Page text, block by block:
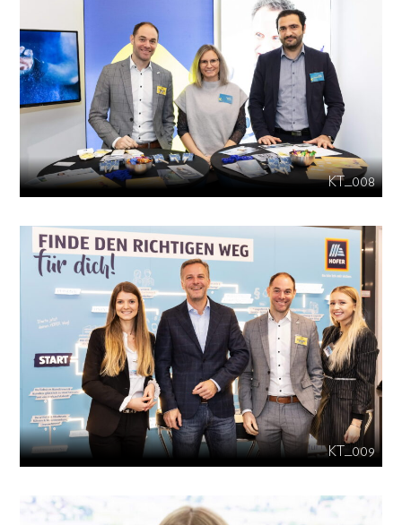
KT_008
KT_009